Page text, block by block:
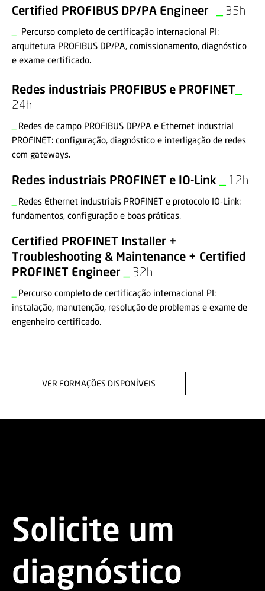
Certified PROFIBUS DP/PA Engineer 35h
Percurso completo de certificação internacional PI:
arquitetura PROFIBUS DP/PA, comissionamento, diagnóstico
e exame certificado.
Redes industriais PROFIBUS e PROFINET
24h
Redes de campo PROFIBUS DP/PA e Ethernet industrial
PROFINET: configuração, diagnóstico e interligação de redes
com gateways.
Redes industriais PROFINET e IO-Link 12h
Redes Ethernet industriais PROFINET e protocolo IO-Link:
fundamentos, configuração e boas práticas.
Certified PROFINET Installer +
Troubleshooting & Maintenance + Certified
PROFINET Engineer
32h
Percurso completo de certificação internacional PI:
instalação, manutenção, resolução de problemas e exame de
engenheiro certificado.
VER FORMAÇÕES DISPONÍVEIS
Solicite um
diagnóstico